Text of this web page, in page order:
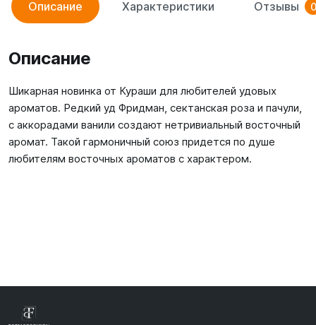
Описание Характеристики Отзывы 0
Описание
Шикарная новинка от Кураши для любителей удовых
ароматов. Редкий уд Фридман, сектанская роза и пачули,
с аккорадами ванили создают нетривиальный восточный
аромат. Такой гармоничный союз придется по душе
любителям восточных ароматов с характером.